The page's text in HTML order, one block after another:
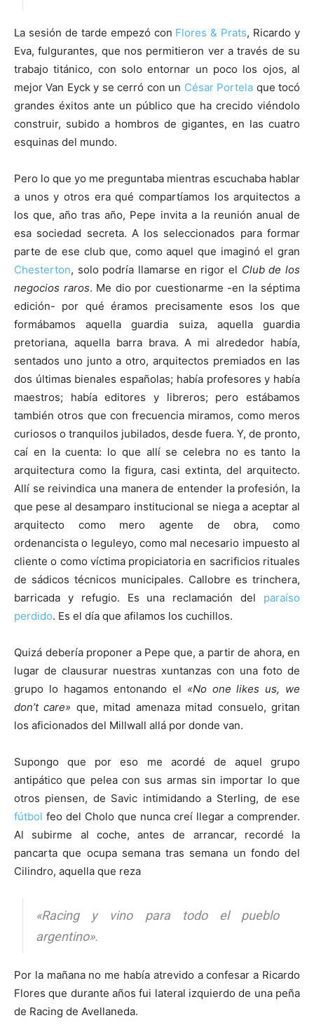
La sesión de tarde empezó con Flores & Prats, Ricardo y
Eva, fulgurantes, que nos permitieron ver a través de su
trabajo titánico, con solo entornar un poco los ojos, al
mejor Van Eyck y se cerró con un César Portela que tocó
grandes éxitos ante un público que ha crecido viéndolo
construir, subido a hombros de gigantes, en las cuatro
esquinas del mundo.
Pero lo que yo me preguntaba mientras escuchaba hablar
a unos y otros era qué compartíamos los arquitectos a
los que, año tras año, Pepe invita a la reunión anual de
esa sociedad secreta. A los seleccionados para formar
parte de ese club que, como aquel que imaginó el gran
Chesterton, solo podría llamarse en rigor el Club de los
negocios raros. Me dio por cuestionarme -en la séptima
edición- por qué éramos precisamente esos los que
formábamos aquella guardia suiza, aquella guardia
pretoriana, aquella barra brava. A mi alrededor había,
sentados uno junto a otro, arquitectos premiados en las
dos últimas bienales españolas; había profesores y había
maestros; había editores y libreros; pero estábamos
también otros que con frecuencia miramos, como meros
curiosos o tranquilos jubilados, desde fuera. Y, de pronto,
caí en la cuenta: lo que allí se celebra no es tanto la
arquitectura como la figura, casi extinta, del arquitecto.
Allí se reivindica una manera de entender la profesión, la
que pese al desamparo institucional se niega a aceptar al
arquitecto como mero agente de obra, como
ordenancista o leguleyo, como mal necesario impuesto al
cliente o como víctima propiciatoria en sacrificios rituales
de sádicos técnicos municipales. Callobre es trinchera,
barricada y refugio. Es una reclamación del paraíso
perdido. Es el día que afilamos los cuchillos.
Quizá debería proponer a Pepe que, a partir de ahora, en
lugar de clausurar nuestras xuntanzas con una foto de
grupo lo hagamos entonando el «No one likes us, we
don’t care» que, mitad amenaza mitad consuelo, gritan
los aficionados del Millwall allá por donde van.
Supongo que por eso me acordé de aquel grupo
antipático que pelea con sus armas sin importar lo que
otros piensen, de Savic intimidando a Sterling, de ese
fútbol feo del Cholo que nunca creí llegar a comprender.
Al subirme al coche, antes de arrancar, recordé la
pancarta que ocupa semana tras semana un fondo del
Cilindro, aquella que reza
«Racing y vino para todo el pueblo
argentino».
Por la mañana no me había atrevido a confesar a Ricardo
Flores que durante años fui lateral izquierdo de una peña
de Racing de Avellaneda.